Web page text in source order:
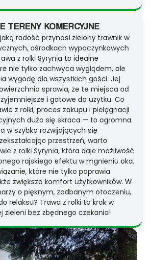
TERENY KOMERCYJNE
radość przynosi zielony trawnik w
ośrodkach wypoczynkowych
z rolki Syrynia to idealne
nie tylko zachwyca wyglądem, ale
wygodę dla wszystkich gości. Jej
sprawia, że te miejsca od
i gotowe do użytku. Co
z rolki, proces zakupu i pielęgnacji
dużo się skraca — to ogromna
w szybko rozwijających się
przestrzeń, warto
z rolki Syrynia, która daje możliwość
rajskiego efektu w mgnieniu oka.
które nie tylko poprawia
zwiększa komfort użytkowników. W
o pięknym, zadbanym otoczeniu,
relaksu? Trawa z rolki to krok w
zieleni bez zbędnego czekania!